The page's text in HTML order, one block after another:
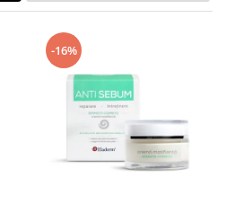
-16%